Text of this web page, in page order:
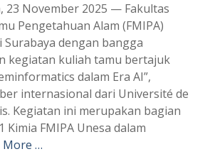
23 November 2025 — Fakultas
Pengetahuan Alam (FMIPA)
dengan bangga
kegiatan kuliah tamu bertajuk
dalam Era AI”,
internasional dari Université de
Kegiatan ini merupakan bagian
Kimia FMIPA Unesa dalam
More …